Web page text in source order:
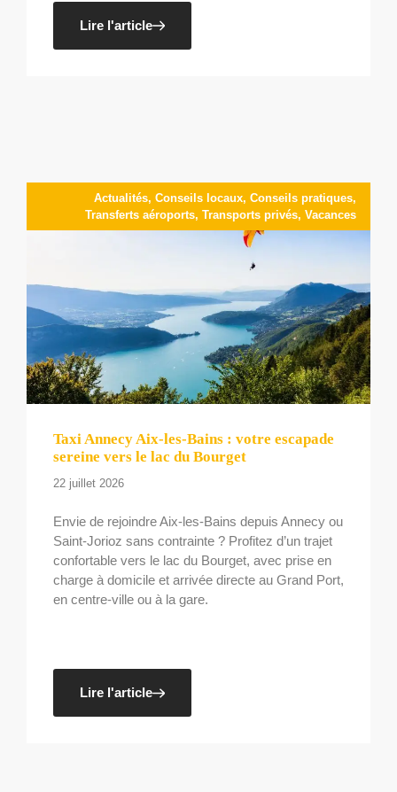
Lire l'article
Actualités, Conseils locaux, Conseils pratiques,
Transferts aéroports, Transports privés, Vacances
Taxi Annecy Aix-les-Bains : votre escapade
sereine vers le lac du Bourget
22 juillet 2026
Envie de rejoindre Aix-les-Bains depuis Annecy ou
Saint-Jorioz sans contrainte ? Profitez d’un trajet
confortable vers le lac du Bourget, avec prise en
charge à domicile et arrivée directe au Grand Port,
en centre-ville ou à la gare.
Lire l'article